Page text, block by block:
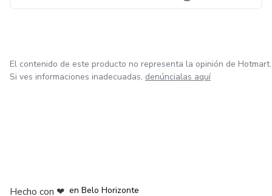
El contenido de este producto no representa la opinión de Hotmart.
Si ves informaciones inadecuadas, denúncialas aquí
Hecho con ❤ en Belo Horizonte